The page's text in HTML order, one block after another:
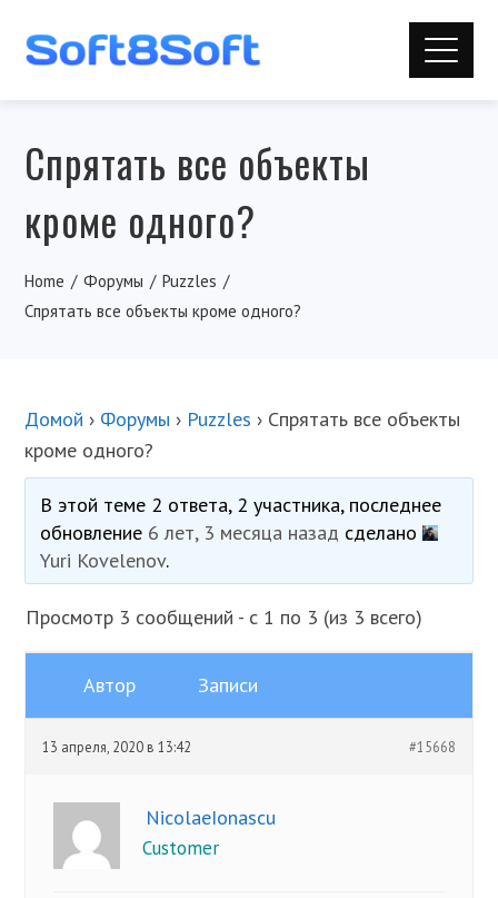
Спрятать все объекты
кроме одного?
Home Форумы
Puzzles
Спрятать все объекты кроме одного?
Домой › Форумы › Puzzles › Спрятать все объекты
кроме одного?
В этой теме 2 ответа, 2 участника, последнее
обновление 6 лет, 3 месяца назад сделано
Yuri Kovelenov.
Просмотр 3 сообщений - с 1 по 3 (из 3 всего)
Автор Записи
13 апреля, 2020 в 13:42 #15668
NicolaeIonascu
Customer